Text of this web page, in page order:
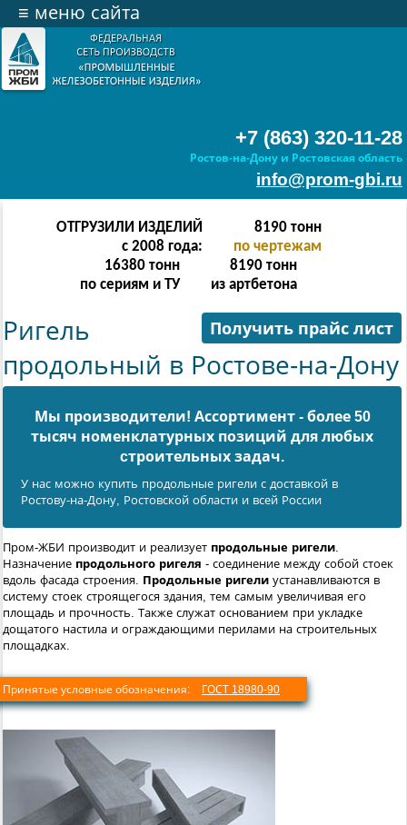
+7 (863) 320-11-28
Ростов-на-Дону и Ростовская область
info@prom-gbi.ru
≡ меню сайта
ОТГРУЗИЛИ ИЗДЕЛИЙ
с 2008 года:
32766тонн
по чертежам
65532 тонн
по сериям и ТУ
32766 тонн
из артбетона
Получить прайс лист
Ригель
продольный в Ростове-на-Дону
Мы производители! Ассортимент - более 50
тысяч номенклатурных позиций для любых
cтроительных задач.
У нас можно купить продольные ригели с доставкой в
Ростову-на-Дону, Ростовской области и всей России
Пром-ЖБИ производит и реализует продольные ригели
Назначение продольного ригеля - соединение между собой стоек
вдоль фасада строения. Продольные ригели устанавливаются в
систему стоек строящегося здания, тем самым увеличивая его
площадь и прочность. Также служат основанием при укладке
дощатого настила и ограждающими перилами на строительных
площадках.
Принятые условные обозначения: ГОСТ 18980-90